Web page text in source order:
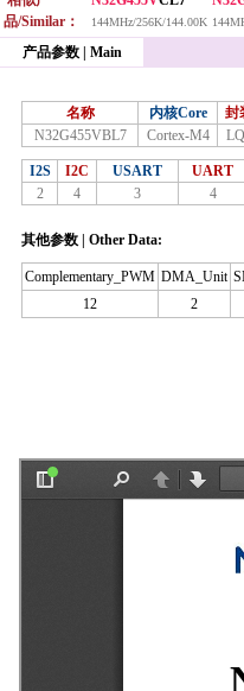
品/Similar：
144MHz/256K/144.00K
产品参数 | Main
名称 内核Core 封
N32G455VBL7
Cortex-M4
I2S I2C USART UART
2
4 3 4
其他参数 | Other Data:
Complementary_PWM DMA_Unit
12
2